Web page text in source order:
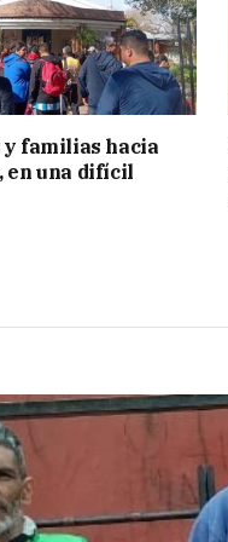
familias hacia
en una difícil